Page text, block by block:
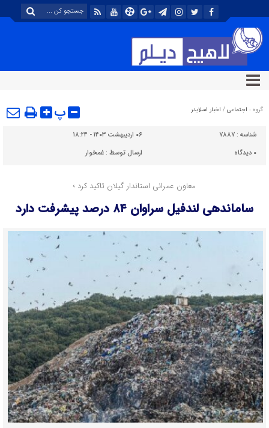
گروه : اجتماعی / اخبار اسلایدر پ
شناسه : ۷۸۸۷
۰۶ اردیبهشت ۱۴۰۳ - ۱۸:۲۴
۰ دیدگاه ارسال توسط :غمخوار
معاون عمرانی استاندار گیلان تاکید کرد ؛
ساماندهی لندفیل سراوان ۸۴ درصد پیشرفت دارد